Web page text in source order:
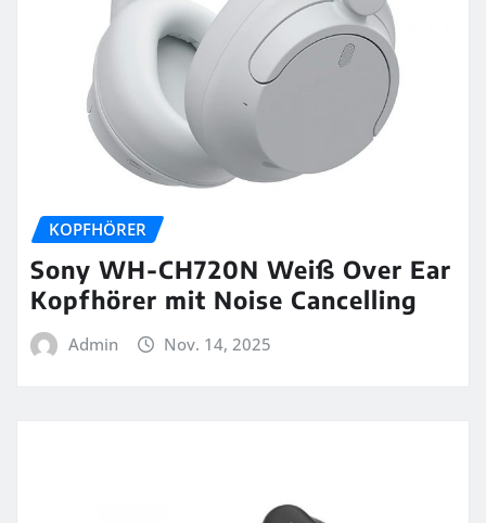
KOPFHÖRER
Sony WH-CH720N Weiß Over Ear
Kopfhörer mit Noise Cancelling
Admin Nov. 14, 2025